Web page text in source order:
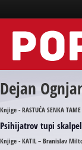
Vesti
Događaji
Recenzije
Tekstovi
Top liste
Dejan
Knjige - RASTUĆA SENKA
Psihijatrov tupi skalpel
Knjige - KATIL – Branislav